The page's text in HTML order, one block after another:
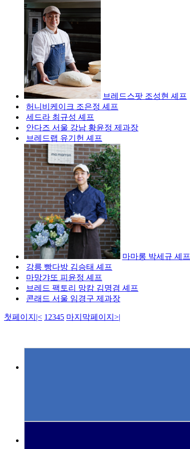
브레드스팟 조성현 셰프
허니비케이크 조은정 셰프
세드라 최규성 셰프
안다즈 서울 강남 황윤정 제과장
브레드랩 유기헌 셰프
마마롱 박세규 셰프
강릉 빵다방 김승태 셰프
마망갸또 피윤정 셰프
브레드 팩토리 망캄 김명겸 셰프
콘래드 서울 임경구 제과장
첫페이지 |< 1 2345 마지막페이지 >|